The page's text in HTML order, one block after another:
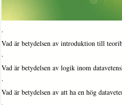
·
Vad är betydelsen av introduktion till
·
Vad är betydelsen av logik inom
·
Vad är betydelsen av att ha en hög